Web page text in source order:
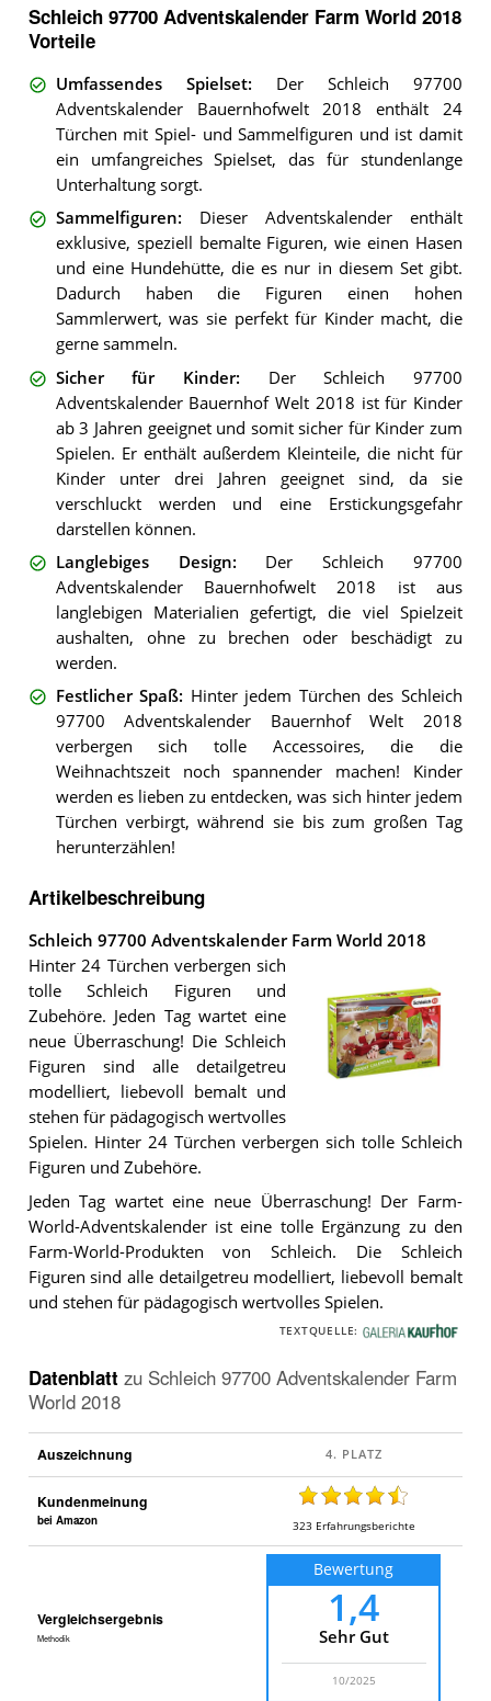
Schleich 97700 Adventskalender Farm World 2018
Vorteile
Umfassendes Spielset: Der Schleich 97700
Adventskalender Bauernhofwelt 2018 enthält 24
Türchen mit Spiel- und Sammelfiguren und ist damit
ein umfangreiches Spielset, das für stundenlange
Unterhaltung sorgt.
Sammelfiguren: Dieser Adventskalender enthält
exklusive, speziell bemalte Figuren, wie einen Hasen
und eine Hundehütte, die es nur in diesem Set gibt.
Dadurch haben die Figuren einen hohen
Sammlerwert, was sie perfekt für Kinder macht, die
gerne sammeln.
Sicher für Kinder: Der Schleich 97700
Adventskalender Bauernhof Welt 2018 ist für Kinder
ab 3 Jahren geeignet und somit sicher für Kinder zum
Spielen. Er enthält außerdem Kleinteile, die nicht für
Kinder unter drei Jahren geeignet sind, da sie
verschluckt werden und eine Erstickungsgefahr
darstellen können.
Langlebiges Design: Der Schleich 97700
Adventskalender Bauernhofwelt 2018 ist aus
langlebigen Materialien gefertigt, die viel Spielzeit
aushalten, ohne zu brechen oder beschädigt zu
werden.
Festlicher Spaß: Hinter jedem Türchen des Schleich
97700 Adventskalender Bauernhof Welt 2018
verbergen sich tolle Accessoires, die die
Weihnachtszeit noch spannender machen! Kinder
werden es lieben zu entdecken, was sich hinter jedem
Türchen verbirgt, während sie bis zum großen Tag
herunterzählen!
Artikelbeschreibung
Schleich 97700 Adventskalender Farm World 2018
Schleich
Farm
World
2018.
Hinter 24 Türchen verbergen sich
tolle Schleich Figuren und
Zubehöre. Jeden Tag wartet eine
neue Überraschung! Die Schleich
Figuren sind alle detailgetreu
modelliert, liebevoll bemalt und
stehen für pädagogisch wertvolles
Spielen. Hinter 24 Türchen verbergen sich tolle Schleich
Figuren und Zubehöre.
Jeden Tag wartet eine neue Überraschung! Der Farm-
World-Adventskalender ist eine tolle Ergänzung zu den
Farm-World-Produkten von Schleich. Die Schleich
Figuren sind alle detailgetreu modelliert, liebevoll bemalt
und stehen für pädagogisch wertvolles Spielen.
TEXTQUELLE:
G
a
a
a
u
h
o
Datenblatt zu Schleich 97700 Adventskalender Farm
World 2018
Auszeichnung
Kundenmeinung
bei Amazon 323 Erfahrungsberichte
Vergleichsergebnis
Methodik
Bewertung
1,4
Sehr Gut
10/2025